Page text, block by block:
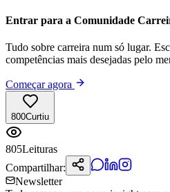
Entrar para a Comunidade
Tudo sobre carreira num só lugar.
competências mais desejadas pelo
Começar agora
800Curtiu
805Leituras
Compartilhar:
Newsletter